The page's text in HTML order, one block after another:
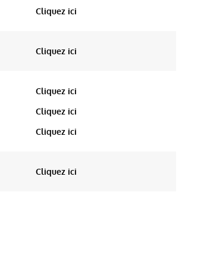
Cliquez ici
Cliquez ici
Cliquez ici
Cliquez ici
Cliquez ici
Cliquez ici